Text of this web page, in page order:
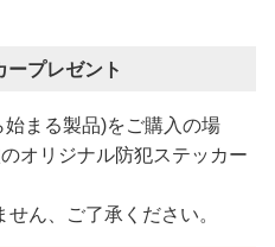
ープレゼント
まる製品)をご購入の場
オリジナル防犯ステッカー
ん、ご了承ください。